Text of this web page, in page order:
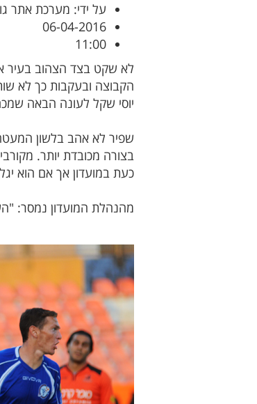
על ידי: מערכת אתר
06-04-2016
11:00
לא שקט בצד הצהוב בעיר
הקבוצה ובעקבות כך לא
יוסי שקל לעונה הבאה
שפיר לא אהב בלשון
בצורה מכובדת יותר.
כעת במועדון אך אם הוא
מהנהלת המועדון נמסר: